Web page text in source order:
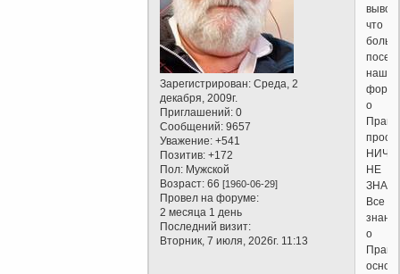
Зарегистрирован: Среда, 2
декабря, 2009г.
Приглашений: 0
Сообщений: 9657
Уважение: +541
Позитив: +172
Пол: Мужской
Возраст: 66[1960-06-29]
Провел на форуме:
2 месяца 1 день
Последний визит:
Вторник, 7 июля, 2026г. 11:13
что
о
НЕ
Все
о